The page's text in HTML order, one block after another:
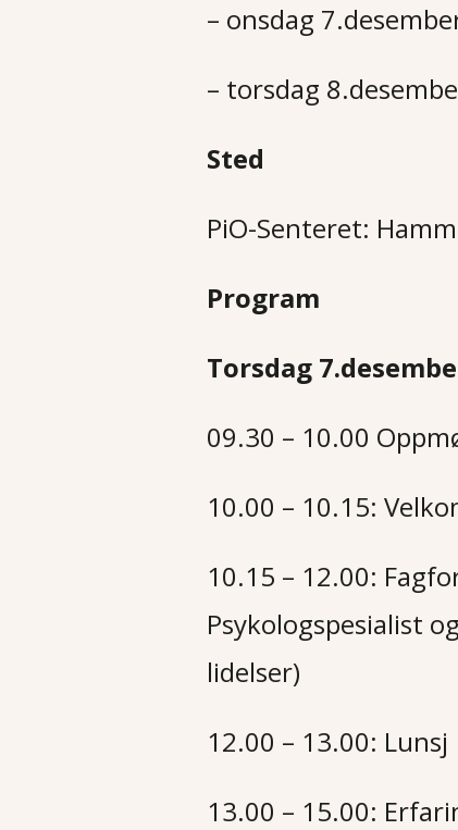
– onsdag
– torsdag
Sted
PiO-Senteret:
Program
Torsdag
09.30 – 10.00
10.00 – 10.15:
10.15 – 12.00:
Psykologspesialist
lidelser)
12.00 – 13.00: Lunsj
13.00 – 15.00: